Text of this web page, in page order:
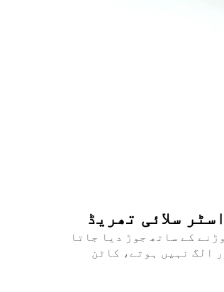
کے ساتھ جوڑ دیا جاتا
الگ نہیں ہوتے، کاٹن